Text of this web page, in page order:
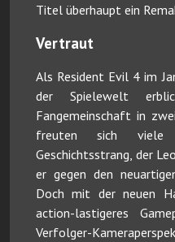
Titel überhaupt ein
Vertraut
Als Resident Evil 4 im
der Spielewelt
Fangemeinschaft in
freuten sich viele
Geschichtsstrang, der
er gegen den
Doch mit der neuen
action-lastigeres
Verfolger-